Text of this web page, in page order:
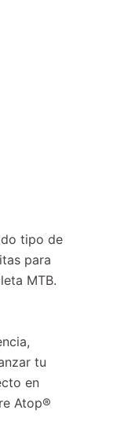
tipo de
para
MTB.
tu
en
Atop®